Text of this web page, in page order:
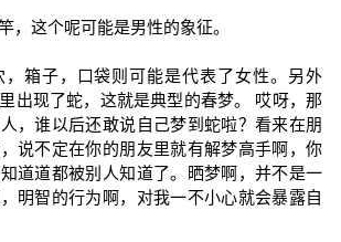
，这个呢可能是男性的象征。
，箱子，口袋则可能是代表了女性。另外
出现了蛇，这就是典型的春梦。 哎呀，那
，谁以后还敢说自己梦到蛇啦？看来在朋
说不定在你的朋友里就有解梦高手啊，你
道道都被别人知道了。晒梦啊，并不是一
明智的行为啊，对我一不小心就会暴露自